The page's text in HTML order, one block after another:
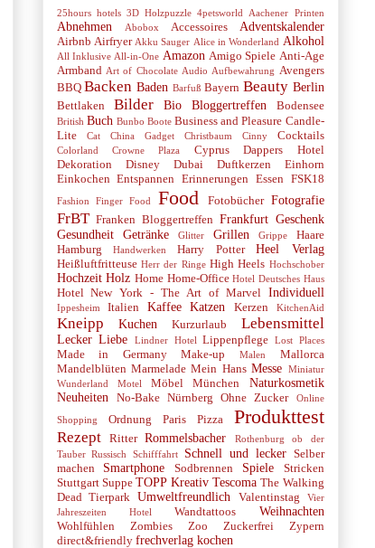
25hours hotels 3D Holzpuzzle 4petsworld Aachener Printen
Abnehmen Abobox Accessoires Adventskalender
Airbnb Airfryer Akku Sauger Alice in Wonderland Alkohol
All Inklusive All-in-One Amazon Amigo Spiele Anti-Age
Armband Art of Chocolate Audio Aufbewahrung Avengers
BBQ Backen Baden Barfuß Bayern Beauty Berlin
Bettlaken Bilder Bio Bloggertreffen Bodensee
British Buch Bunbo Boote Business and Pleasure Candle-
Lite
Cat China Gadget Christbaum Cinny Cocktails
Colorland Crowne Plaza Cyprus
Dappers Hotel
Dekoration
Disney Dubai Duftkerzen
Einhorn
Einkochen Entspannen Erinnerungen Essen FSK18
Fashion Finger Food Food Fotobücher Fotografie
FrBT Franken Bloggertreffen Frankfurt Geschenk
Gesundheit
Getränke Glitter Grillen Grippe
Haare
Hamburg
Handwerken Harry Potter Heel Verlag
Heißluftfritteuse Herr der Ringe High Heels Hochschober
Hochzeit Holz Home Home-Office Hotel Deutsches Haus
Hotel New York - The Art of Marvel Individuell
Ippesheim Italien Kaffee Katzen Kerzen KitchenAid
Kneipp Kuchen Kurzurlaub Lebensmittel
Lecker Liebe Lindner Hotel Lippenpflege Lost Places
Made in Germany Make-up Malen
Mallorca
Mandelblüten Marmelade Mein Hans Messe Miniatur
Wunderland
Motel Möbel München
Naturkosmetik
Neuheiten
No-Bake Nürnberg Ohne Zucker
Online
Shopping
Ordnung Paris Pizza Produkttest
Rezept Ritter Rommelsbacher
Rothenburg ob der
Tauber Russisch Schifffahrt Schnell und lecker Selber
machen
Smartphone Sodbrennen Spiele
Stricken
Stuttgart Suppe TOPP Kreativ Tescoma The Walking
Dead Tierpark Umweltfreundlich Valentinstag
Vier
Jahreszeiten Hotel
Wandtattoos Weihnachten
Wohlfühlen Zombies Zoo Zuckerfrei
Zypern
direct&friendly frechverlag kochen